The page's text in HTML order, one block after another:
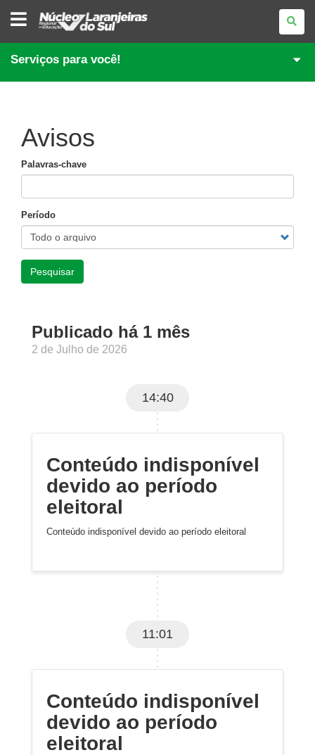
NÚCLEO
REGIONAL
EDUCAÇÃO
DE
LARANJEIRAS
SUL
Serviços para você!
Avisos
Palavras-chave
Período
Pesquisar
Publicado há 1 mês
2 de Julho de 2026
14:40
Conteúdo indisponível
devido ao período
eleitoral
Conteúdo indisponível devido ao período eleitoral
11:01
Conteúdo indisponível
devido ao período
eleitoral